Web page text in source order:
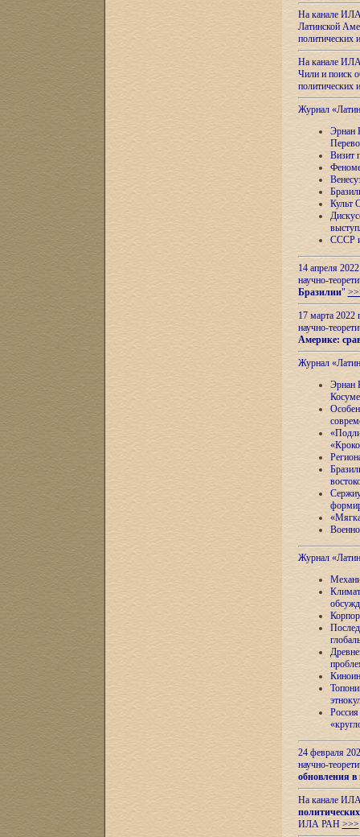
На канале
Латинской
На канале
Чили и поиск
Журнал
Эрнан
Визит
Культ
СССР и
14 апреля
научно-
Бразилии"
17 марта 2022
научно-
Америке:
Журнал
Эрнан
Журнал
24 февраля
научно-
обновления в
На канале
ИЛА РАН >>>